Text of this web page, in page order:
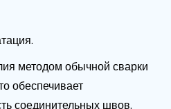
методом обычной сварки
обеспечивает
соединительных швов.